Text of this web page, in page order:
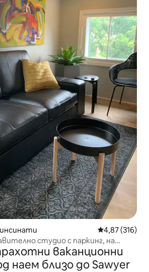
Средна
4,87 (316)
студио с паркинг, на
ваканционни
наем близо до Sawyer